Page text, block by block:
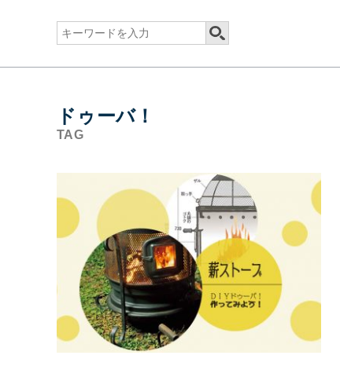
ドゥーバ！
TAG